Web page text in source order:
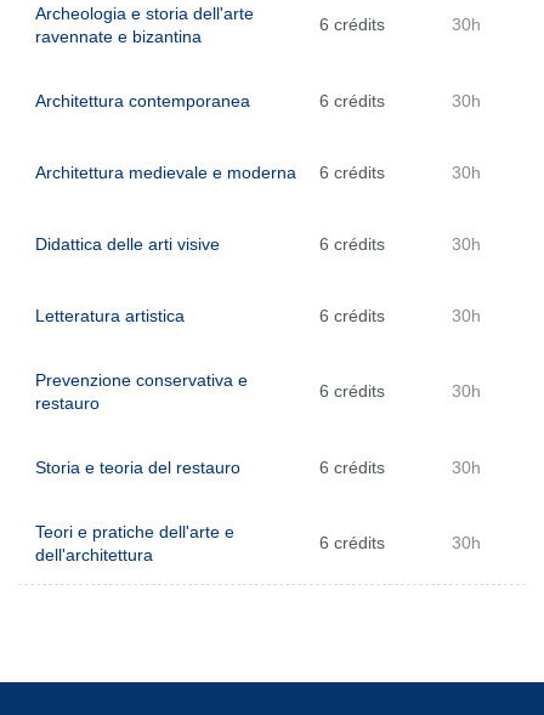
Archeologia e storia dell'arte
ravennate e bizantina
6 crédits 30h
Architettura contemporanea 6 crédits 30h
Architettura medievale e moderna 6 crédits 30h
Didattica delle arti visive 6 crédits 30h
Letteratura artistica 6 crédits 30h
Prevenzione conservativa e
restauro
6 crédits 30h
Storia e teoria del restauro 6 crédits 30h
Teori e pratiche dell'arte e
dell'architettura
6 crédits 30h